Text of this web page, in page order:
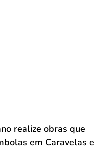
realize obras que
em Caravelas e